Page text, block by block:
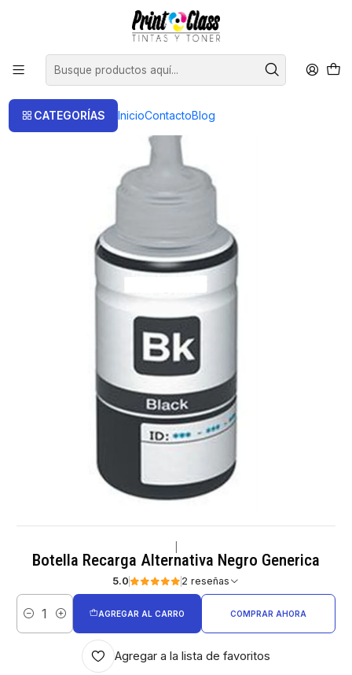
CATEGORÍAS InicioContactoBlog
📦 Envío Gratis compras sobre $120.000
Tintas Tintas Alternativas
Botella Recarga Alternativa Negro Generica
Botella Recarga Alternativa Negro Generica
5.0 2 reseñas
Cantidad
AGREGAR AL CARRO COMPRAR AHORA
Agregar a la lista de favoritos